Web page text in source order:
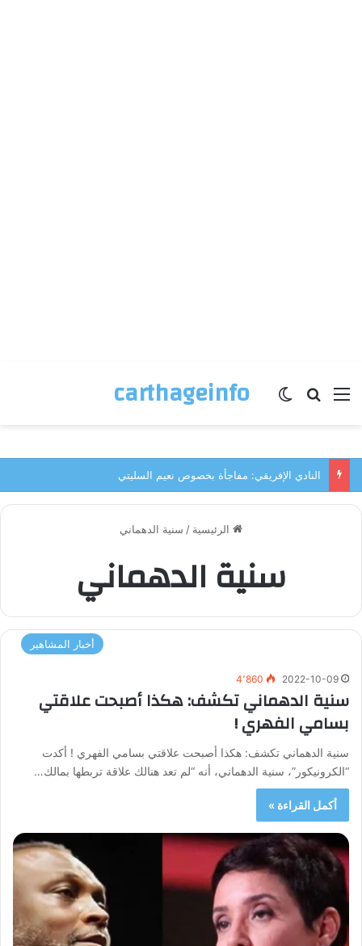
carthageinfo القائمة بحث عنالوضع المظلم
النادي الإفريقي: مفاجأة بخصوص نعيم السليتي
الرئيسية / سنية الدهماني
سنية الدهماني
أخبار المشاهير
2022-10-09 4٬860
سنية الدهماني تكشف: هكذا أصبحت علاقتي
بسامي الفهري !
سنية الدهماني تكشف: هكذا أصبحت علاقتي بسامي الفهري ! أكدت
“الكرونيكور”، سنية الدهماني، أنه “لم تعد هنالك علاقة تربطها بمالك…
أكمل القراءة »